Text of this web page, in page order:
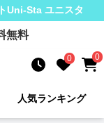
Uni-Sta ユニスタ
無料
0 0
人気ランキング